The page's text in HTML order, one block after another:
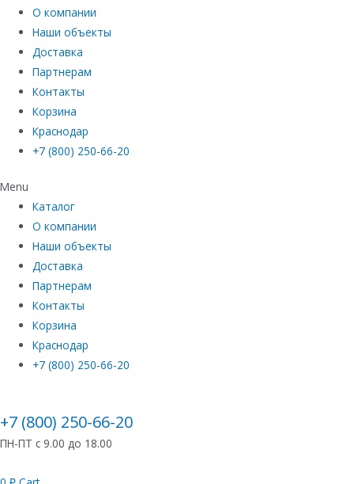
О компании
Наши объекты
Доставка
Партнерам
Контакты
Корзина
Краснодар
+7 (800) 250-66-20
Menu
Каталог
О компании
Наши объекты
Доставка
Партнерам
Контакты
Корзина
Краснодар
+7 (800) 250-66-20
+7 (800) 250-66-20
ПН-ПТ с 9.00 до 18.00